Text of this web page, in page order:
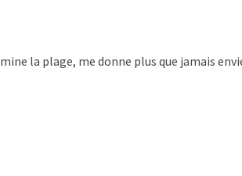
la plage, me donne plus que jamais